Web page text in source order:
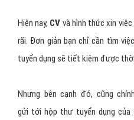
Hiện nay, CV và hình thức xin
rãi. Đơn giản bạn chỉ cần tìm
tuyển dụng sẽ tiết kiệm được
Nhưng bên cạnh đó, cũng
gửi tới hộp thư tuyển dụng của